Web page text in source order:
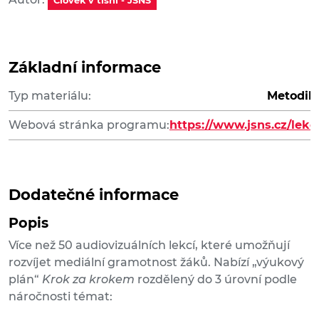
Základní informace
Typ materiálu:
Webová stránka programu: https://www.jsns.cz/
Dodatečné informace
Popis
Více než 50 audiovizuálních lekcí, které umožňují
rozvíjet mediální gramotnost žáků. Nabízí „výukový
plán“ Krok za krokem rozdělený do 3 úrovní podle
náročnosti témat: